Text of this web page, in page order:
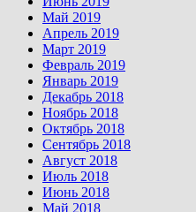
Май 2019
Апрель 2019
Март 2019
Февраль 2019
Январь 2019
Декабрь 2018
Ноябрь 2018
Октябрь 2018
Сентябрь 2018
Август 2018
Июль 2018
Июнь 2018
Май 2018